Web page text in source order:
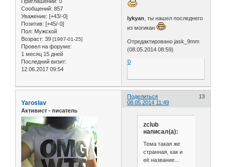
Сообщений: 857
Уважение: [+43/-0]
Позитив: [+45/-0]
Пол: Мужской
Возраст: 39 [1987-01-25]
Провел на форуме:
1 месяц 15 дней
Последний визит:
12.06.2017 09:54
lykyan , ты нашел последнего
из могикан
Отредактировано jask_9mm
(08.05.2014 08:59)
0
Поделиться
13
08.05.2014 11:49
Yaroslav
Активист - писатель
zclub
написал(а):
Тема такая же
странная, как и
её название...